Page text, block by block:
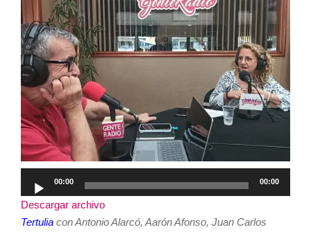
Reproductor
de
audio
00:00 00:00
Descargar archivo
Tertulia con Antonio Alarcó, Aarón Afonso, Juan Carlos